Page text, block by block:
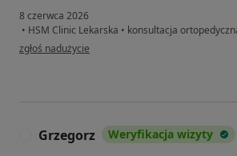
8 czerwca 2026
• HSM Clinic Lekarska • konsultacja
w opinii użytkownika Irena
zgłoś nadużycie
Grzegorz Weryfikacja wizyty